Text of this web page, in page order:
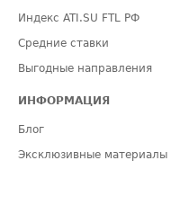
Индекс ATI.SU FTL РФ
Средние ставки
Выгодные направления
ИНФОРМАЦИЯ
Блог
Эксклюзивные материалы